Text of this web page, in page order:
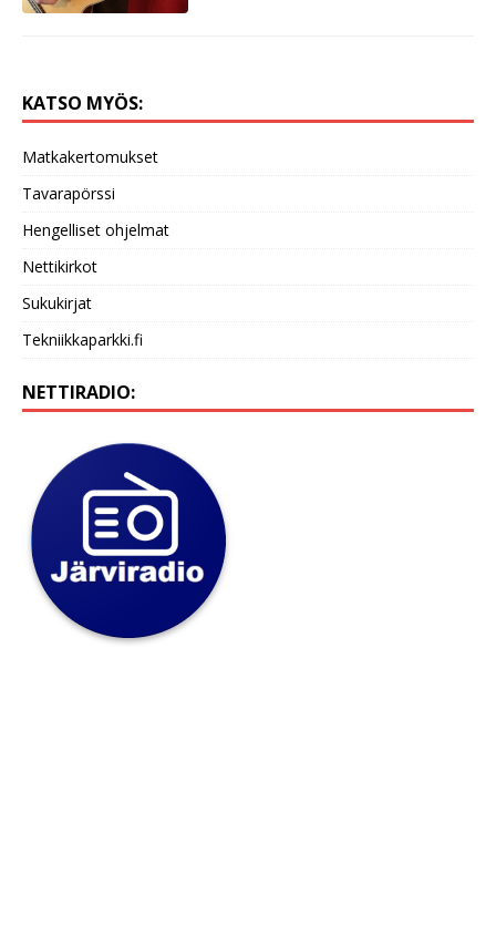
KATSO MYÖS:
Matkakertomukset
Tavarapörssi
Hengelliset ohjelmat
Nettikirkot
Sukukirjat
Tekniikkaparkki.fi
NETTIRADIO: